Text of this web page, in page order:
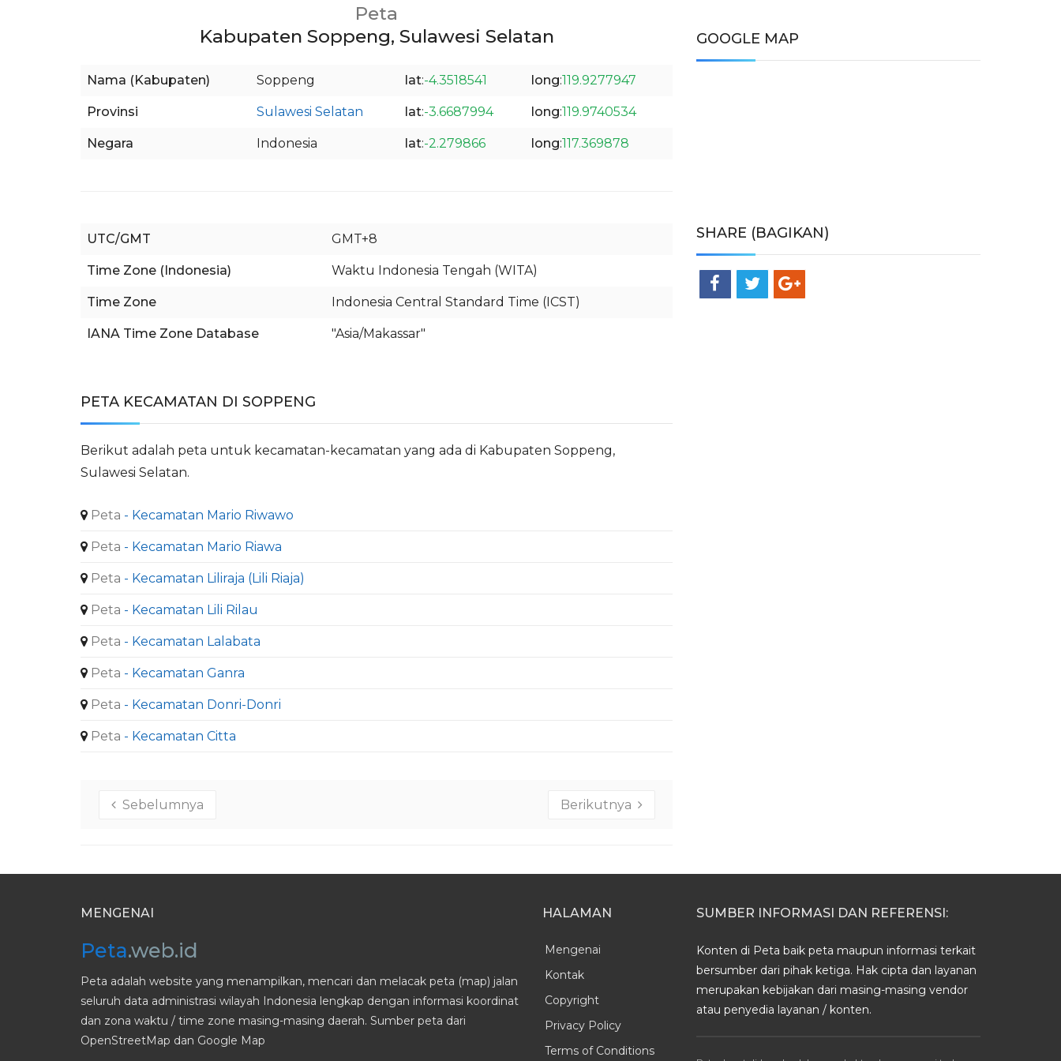
Peta
Kabupaten Soppeng, Sulawesi Selatan
Nama (Kabupaten) Soppeng lat:-4.3518541 long:119.9277947
Provinsi Sulawesi Selatan lat:-3.6687994 long:119.9740534
Negara Indonesia lat:-2.279866 long:117.369878
UTC/GMT GMT+8
Time Zone (Indonesia) Waktu Indonesia Tengah (WITA)
Time Zone Indonesia Central Standard Time (ICST)
IANA Time Zone Database "Asia/Makassar"
PETA KECAMATAN DI SOPPENG
Berikut adalah peta untuk kecamatan-kecamatan yang ada di Kabupaten Soppeng,
Sulawesi Selatan.
Peta - Kecamatan Mario Riwawo
Peta - Kecamatan Mario Riawa
Peta - Kecamatan Liliraja (Lili Riaja)
Peta - Kecamatan Lili Rilau
Peta - Kecamatan Lalabata
Peta - Kecamatan Ganra
Peta - Kecamatan Donri-Donri
Peta - Kecamatan Citta
Sebelumnya Berikutnya
GOOGLE MAP
SHARE (BAGIKAN)
MENGENAI
Peta.web.id
Peta adalah website yang menampilkan, mencari dan melacak peta (map) jalan
seluruh data administrasi wilayah Indonesia lengkap dengan informasi koordinat
dan zona waktu / time zone masing-masing daerah. Sumber peta dari
OpenStreetMap dan Google Map
HALAMAN
Mengenai
Kontak
Copyright
Privacy Policy
Terms of Conditions
SUMBER INFORMASI DAN REFERENSI:
Konten di Peta baik peta maupun informasi terkait
bersumber dari pihak ketiga. Hak cipta dan layanan
merupakan kebijakan dari masing-masing vendor
atau penyedia layanan / konten.